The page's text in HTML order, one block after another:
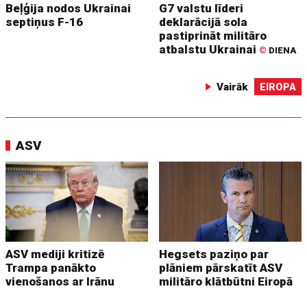
Beļģija nodos Ukrainai
septiņus F-16
G7 valstu līderi
deklarācijā sola
pastiprināt militāro
atbalstu Ukrainai © DIENA
Vairāk EIROPA
ASV
ASV mediji kritizē
Trampa panākto
vienošanos ar Irānu
Hegsets paziņo par
plāniem pārskatīt ASV
militāro klātbūtni Eiropā